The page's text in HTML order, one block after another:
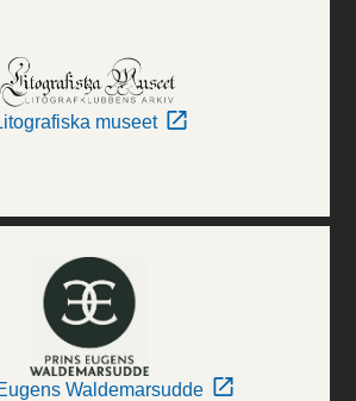
museet
Waldemarsudde